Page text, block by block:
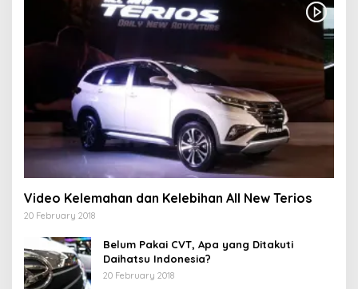
Video Kelemahan dan Kelebihan All New Terios
20 February 2018
Belum Pakai CVT, Apa yang Ditakuti
Daihatsu Indonesia?
20 February 2018